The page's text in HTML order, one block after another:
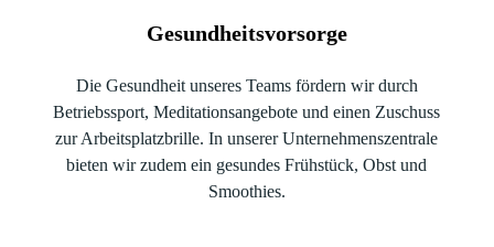
Gesundheitsvorsorge
Die Gesundheit unseres Teams fördern wir durch
Betriebssport, Meditationsangebote und einen Zuschuss
zur Arbeitsplatzbrille. In unserer Unternehmenszentrale
bieten wir zudem ein gesundes Frühstück, Obst und
Smoothies.